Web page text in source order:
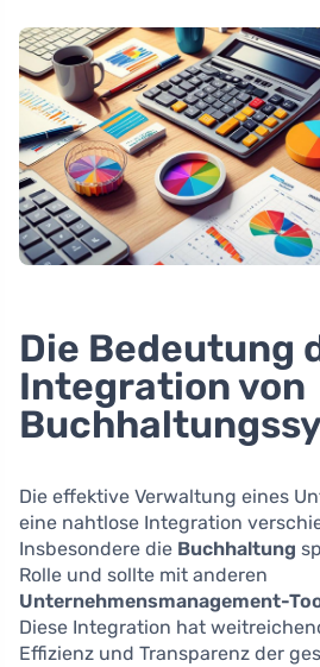
Die Bedeutung
Integration von
Die effektive Verwaltung eines
eine nahtlose Integration
Insbesondere die Buchhaltung
Rolle und sollte mit anderen
Unternehmensmanagement-
Diese Integration hat
Effizienz und Transparenz der